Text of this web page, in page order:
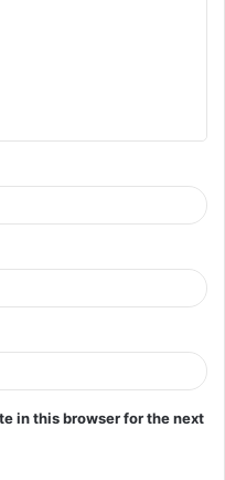
in this browser for the next